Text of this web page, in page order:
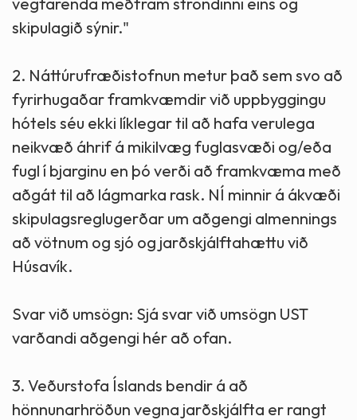
skipulagið sýnir."
2. Náttúrufræðistofnun metur það sem svo að
fyrirhugaðar framkvæmdir við uppbyggingu
hótels séu ekki líklegar til að hafa verulega
neikvæð áhrif á mikilvæg fuglasvæði og/eða
fugl í bjarginu en þó verði að framkvæma með
aðgát til að lágmarka rask. NÍ minnir á ákvæði
skipulagsreglugerðar um aðgengi almennings
að vötnum og sjó og jarðskjálftahættu við
Húsavík.
Svar við umsögn: Sjá svar við umsögn UST
varðandi aðgengi hér að ofan.
3. Veðurstofa Íslands bendir á að
hönnunarhröðun vegna jarðskjálfta er rangt